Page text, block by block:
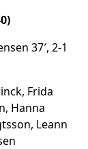
37′, 2-1
Frida
Hanna
Leann